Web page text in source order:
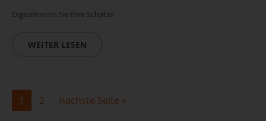
Digitalisieren Sie Ihre Schätze
WEITER LESEN
1 2 nächste Seite »